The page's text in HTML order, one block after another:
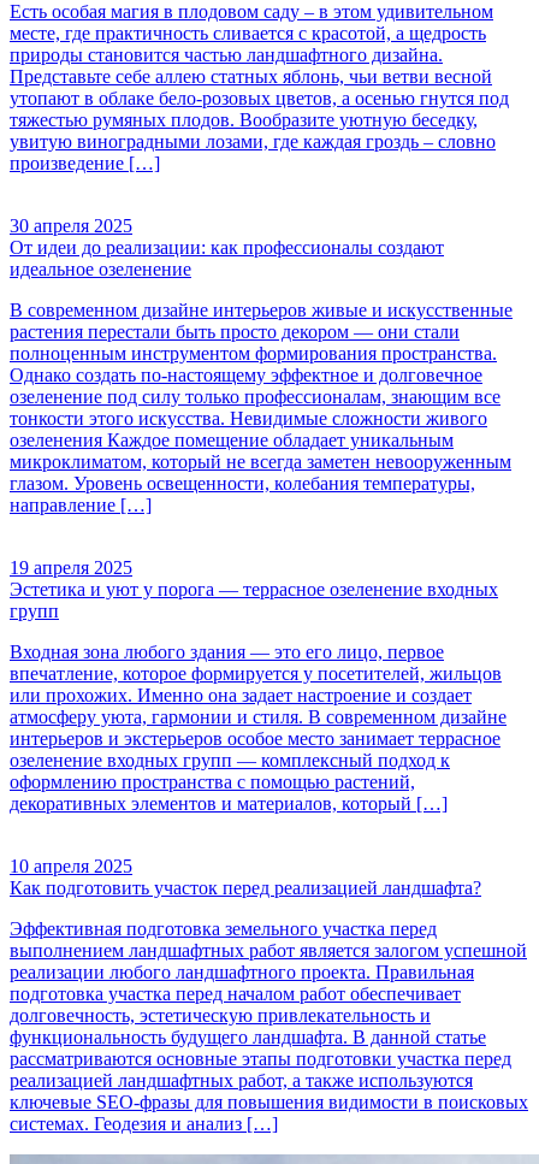
Есть особая магия в плодовом саду – в этом удивительном
месте, где практичность сливается с красотой, а щедрость
природы становится частью ландшафтного дизайна.
Представьте себе аллею статных яблонь, чьи ветви весной
утопают в облаке бело-розовых цветов, а осенью гнутся под
тяжестью румяных плодов. Вообразите уютную беседку,
увитую виноградными лозами, где каждая гроздь – словно
произведение […]
30 апреля 2025
От идеи до реализации: как профессионалы создают
идеальное озеленение
В современном дизайне интерьеров живые и искусственные
растения перестали быть просто декором — они стали
полноценным инструментом формирования пространства.
Однако создать по-настоящему эффектное и долговечное
озеленение под силу только профессионалам, знающим все
тонкости этого искусства. Невидимые сложности живого
озеленения Каждое помещение обладает уникальным
микроклиматом, который не всегда заметен невооруженным
глазом. Уровень освещенности, колебания температуры,
направление […]
19 апреля 2025
Эстетика и уют у порога — террасное озеленение входных
групп
Входная зона любого здания — это его лицо, первое
впечатление, которое формируется у посетителей, жильцов
или прохожих. Именно она задает настроение и создает
атмосферу уюта, гармонии и стиля. В современном дизайне
интерьеров и экстерьеров особое место занимает террасное
озеленение входных групп — комплексный подход к
оформлению пространства с помощью растений,
декоративных элементов и материалов, который […]
10 апреля 2025
Как подготовить участок перед реализацией ландшафта?
Эффективная подготовка земельного участка перед
выполнением ландшафтных работ является залогом успешной
реализации любого ландшафтного проекта. Правильная
подготовка участка перед началом работ обеспечивает
долговечность, эстетическую привлекательность и
функциональность будущего ландшафта. В данной статье
рассматриваются основные этапы подготовки участка перед
реализацией ландшафтных работ, а также используются
ключевые SEO-фразы для повышения видимости в поисковых
системах. Геодезия и анализ […]